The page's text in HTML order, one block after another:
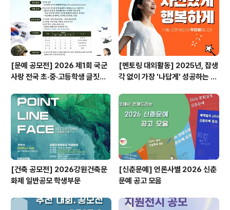
[문예 공모전] 2026 제1회 국군
사랑 전국 초·중·고등학생 글짓기
[멘토링 대외활동] 2025년, 잡생
각 없이 가장 '나답게' 성공하는 법
[건축 공모전] 2026강원건축문
화제 일반공모 학생부문
[신춘문예] 언론사별 2026 신춘
문예 공고 모음